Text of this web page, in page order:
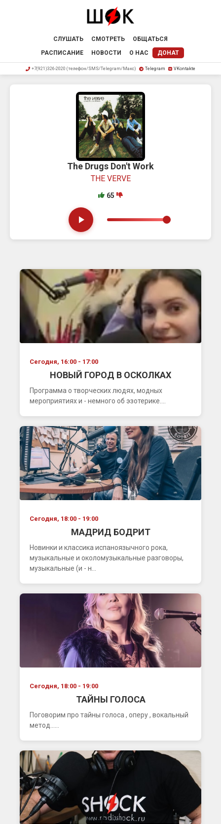
СЛУШАТЬ СМОТРЕТЬ
ОБЩАТЬСЯ
РАСПИСАНИЕ
НОВОСТИ О НАС ДОНАТ
+7(921)326-2020 (телефон/SMS/Telegram/Макс) Telegram VKontakte
The Drugs Don't Work
THE VERVE
65
Сегодня, 16:00 - 17:00
НОВЫЙ ГОРОД В ОСКОЛКАХ
Программа о творческих людях, модных
мероприятиях и - немного об эзотерике....
Сегодня, 18:00 - 19:00
МАДРИД БОДРИТ
Новинки и классика испаноязычного рока,
музыкальные и околомузыкальные разговоры,
музыкальные (и - н...
Сегодня, 18:00 - 19:00
ТАЙНЫ ГОЛОСА
Поговорим про тайны голоса , оперу , вокальный
метод......